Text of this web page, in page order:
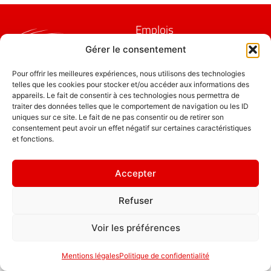
Gérer le consentement
Pour offrir les meilleures expériences, nous utilisons des technologies
telles que les cookies pour stocker et/ou accéder aux informations des
appareils. Le fait de consentir à ces technologies nous permettra de
traiter des données telles que le comportement de navigation ou les ID
uniques sur ce site. Le fait de ne pas consentir ou de retirer son
consentement peut avoir un effet négatif sur certaines caractéristiques
et fonctions.
Accepter
Refuser
Voir les préférences
Mentions légalesPolitique de confidentialité
Emplois
Contact / Accès
Mentions légales
Rappelez-vous
que le chemin
du succès est
toujours en
Politique de
confidentialité
GDL Construction
2026
6, Rue des
Planches
ZA La Croix de
25580 ÉTALANS